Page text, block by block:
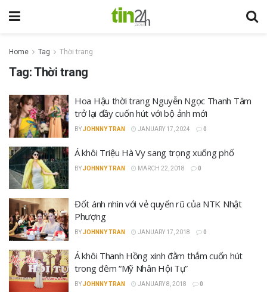
Home Tag Thời trang
Tag:Thời trang
Hoa Hậu thời trang Nguyễn Ngọc Thanh Tâm
trở lại đầy cuốn hút với bộ ảnh mới
BYJOHNNY TRAN JANUARY 17, 2024 0
Á khôi Triệu Hà Vy sang trọng xuống phố
BYJOHNNY TRAN MARCH 22, 2018 0
Đốt ánh nhìn với vẻ quyến rũ của NTK Nhật
Phượng
BYJOHNNY TRAN JANUARY 17, 2018 0
Á khôi Thanh Hồng xinh đằm thắm cuốn hút
trong đêm “Mỹ Nhân Hội Tụ”
BYJOHNNY TRAN JANUARY 8, 2018 0